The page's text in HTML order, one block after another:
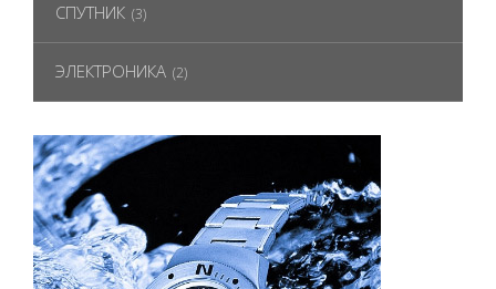
СПУТНИК (3)
ЭЛЕКТРОНИКА (2)